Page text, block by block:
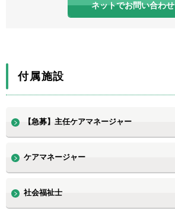
ネットでお問い合わせ
付属施設
【急募】主任ケアマネージャー
ケアマネージャー
社会福祉士